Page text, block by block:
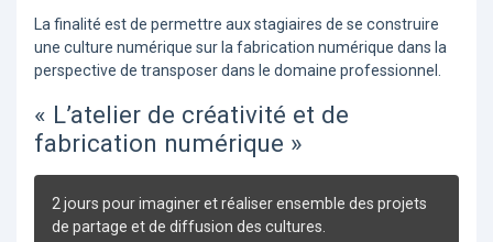
La finalité est de permettre aux stagiaires de se construire
une culture numérique sur la fabrication numérique dans la
perspective de transposer dans le domaine professionnel.
« L’atelier de créativité et de
fabrication numérique »
2 jours pour imaginer et réaliser ensemble des projets
de partage et de diffusion des cultures.